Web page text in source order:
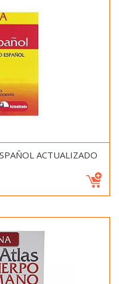
ACTUALIZADO